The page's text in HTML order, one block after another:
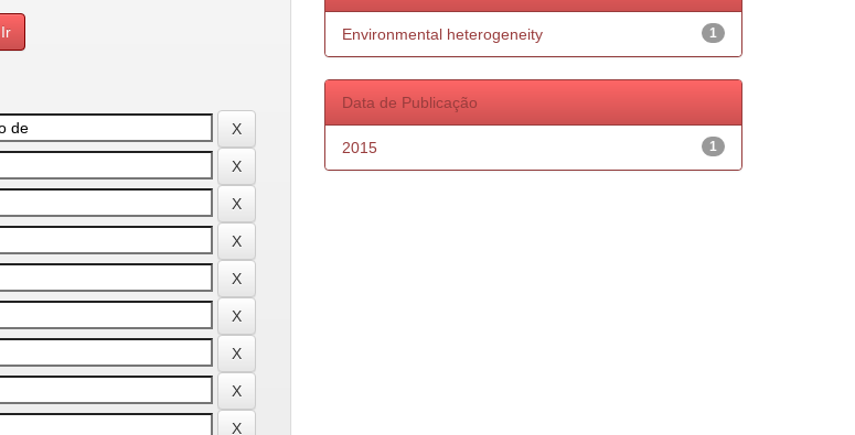
1
Environmental heterogeneity
Data de Publicação
1
2015